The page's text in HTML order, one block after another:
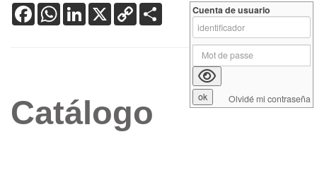
FacebookWhatsApp
LinkedIn
X Copy
Link
Catálogo
Cuenta de usuario
Olvidé mi contraseña